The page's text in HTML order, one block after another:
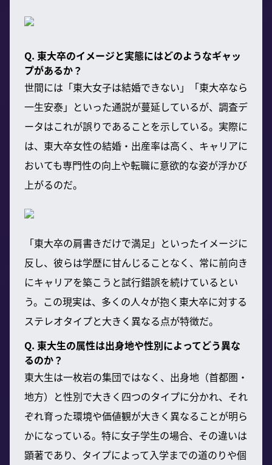
Q. 東大卒のイメージと実態にはどのようなギャッ
プがあるか？
世間には「東大女子は結婚できない」「東大卒なら
一生安泰」といった通説が蔓延しているが、調査デ
ータはこれが誤りであることを示している。実際に
は、東大卒女性の結婚・出産率は高く、キャリアに
おいても専門性の向上や転職に意欲的な姿が浮かび
上がるのだ。
「東大卒の肩書きだけで満足」といったイメージに
反し、彼らは学歴に甘んじることなく、常に前向き
にキャリアを築こうと試行錯誤を続けているとい
う。この現実は、多くの人々が抱く東大卒に対する
ステレオタイプと大きく異なる点が特徴だ。
Q. 東大生の属性は出身地や性別によってどう異な
るのか？
東大生は一枚岩の集団ではなく、出身地（首都圏・
地方）と性別で大きく四つのタイプに分かれ、それ
ぞれ育った環境や価値観が大きく異なることが明ら
かになっている。特に女子学生の場合、その違いは
顕著であり、タイプによって入学までの道のりや個